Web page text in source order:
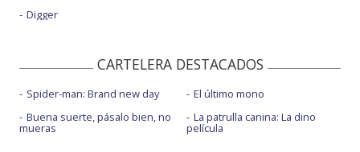
Digger
CARTELERA DESTACADOS
Spider-man: Brand new day
Buena suerte, pásalo bien, no
mueras
El último mono
La patrulla canina: La dino
película